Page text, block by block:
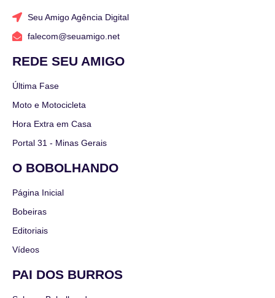
Seu Amigo Agência Digital
falecom@seuamigo.net
REDE SEU AMIGO
Última Fase
Moto e Motocicleta
Hora Extra em Casa
Portal 31 - Minas Gerais
O BOBOLHANDO
Página Inicial
Bobeiras
Editoriais
Vídeos
PAI DOS BURROS